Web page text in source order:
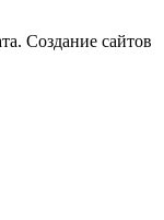
Создание сайтов